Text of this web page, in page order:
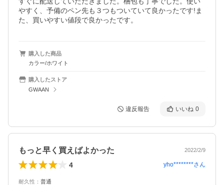
やすく、予備のペン先も３つもついていて良かったです!ま
た、買いやすい値段で良かったです。
購入した商品
カラー/ホワイト
購入したストア
GWAAN
違反報告 いいね 0
もっと早く買えばよかった 2022/2/9
4 yho********さん
耐久性 ： 普通